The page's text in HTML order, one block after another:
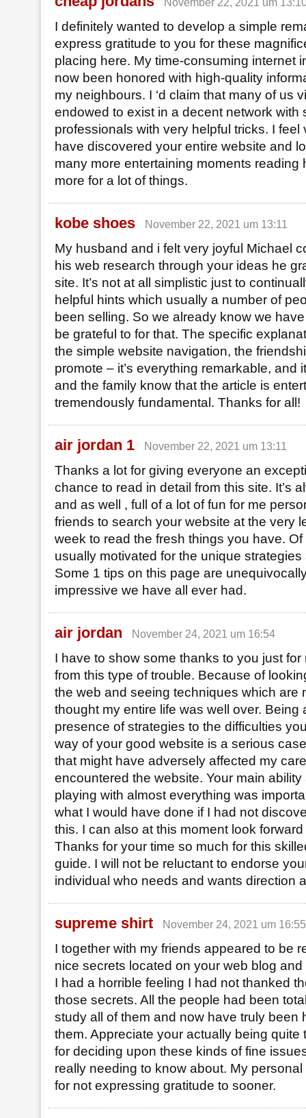
I definitely wanted to develop a simple
express gratitude to you for these
placing here. My time-consuming internet
now been honored with high-quality
my neighbours. I ‘d claim that many of us
endowed to exist in a decent network with
professionals with very helpful tricks. I feel
have discovered your entire website and
many more entertaining moments reading
more for a lot of things.
kobe shoes November 22, 2021 um 13:11
My husband and i felt very joyful Michael
his web research through your ideas he
site. It’s not at all simplistic just to
helpful hints which usually a number of
been selling. So we already know we
be grateful to for that. The specific
the simple website navigation, the
promote – it’s everything remarkable, and
and the family know that the article is
tremendously fundamental. Thanks for all!
air jordan 1 November 22, 2021 um 13:11
Thanks a lot for giving everyone an
chance to read in detail from this site. It’s
and as well , full of a lot of fun for me
friends to search your website at the very
week to read the fresh things you have.
usually motivated for the unique
Some 1 tips on this page are
impressive we have all ever had.
air jordan November 24, 2021 um 16:54
I have to show some thanks to you just for
from this type of trouble. Because of
the web and seeing techniques which are
thought my entire life was well over. Being
presence of strategies to the difficulties
way of your good website is a serious
that might have adversely affected my
encountered the website. Your main
playing with almost everything was
what I would have done if I had not
this. I can also at this moment look
Thanks for your time so much for this
guide. I will not be reluctant to endorse
individual who needs and wants direction
supreme shirt November 24, 2021 um 16:55
I together with my friends appeared to be
nice secrets located on your web blog
I had a horrible feeling I had not thanked
those secrets. All the people had been
study all of them and now have truly been
them. Appreciate your actually being quite
for deciding upon these kinds of fine
really needing to know about. My
for not expressing gratitude to sooner.